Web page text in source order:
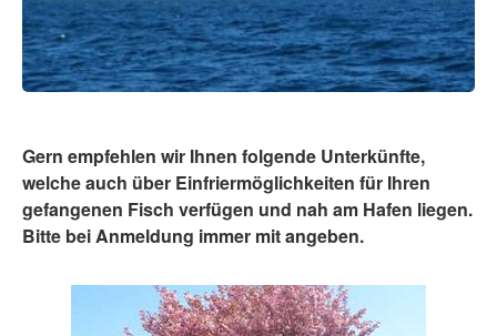
Gern empfehlen wir Ihnen folgende Unterkünfte,
welche auch über Einfriermöglichkeiten für Ihren
gefangenen Fisch verfügen und nah am Hafen liegen.
Bitte bei Anmeldung immer mit angeben.